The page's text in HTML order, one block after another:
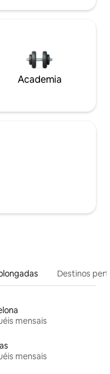
Academia
Destinos
mensais
mensais